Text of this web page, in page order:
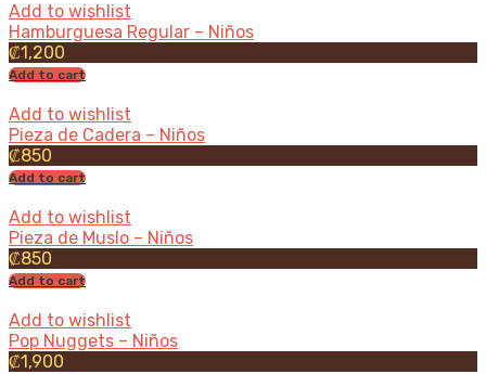
Add to wishlist
Hamburguesa Regular – Niños
₡1,200
Add to cart
Add to wishlist
Pieza de Cadera – Niños
₡850
Add to cart
Add to wishlist
Pieza de Muslo – Niños
₡850
Add to cart
Add to wishlist
Pop Nuggets – Niños
₡1,900